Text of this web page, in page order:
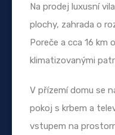
Na prodej luxusní
plochy, zahrada o
Poreče a cca 16 km
klimatizovanými
V přízemí domu se
pokoj s krbem a
vstupem na